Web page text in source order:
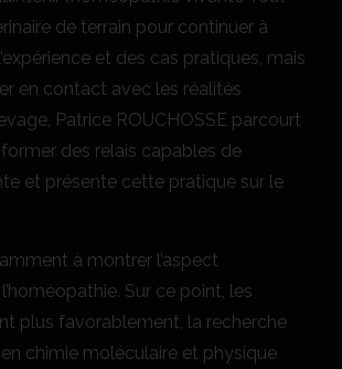
de terrain pour continuer à
et des cas pratiques, mais
en contact avec les réalités
Patrice ROUCHOSSE parcourt
des relais capables de
et présente cette pratique sur le
à montrer l’aspect
Sur ce point, les
plus favorablement, la recherche
chimie moléculaire et physique